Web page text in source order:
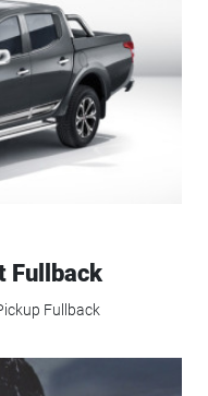
Fullback
Fullback